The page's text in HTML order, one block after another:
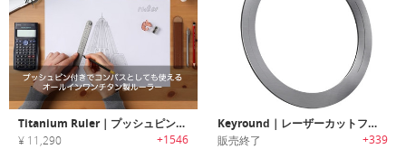
Titanium Ruler｜プッシュピン付きでコンパスとしても使えるオールインワンチタン製ルーラー
¥ 11,290 +1546
Keyround｜レーザーカットフラットデザインキーリング「キーラウンド」
販売終了 +339